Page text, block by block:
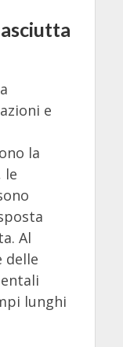
e
la
le
Al
delle
lunghi